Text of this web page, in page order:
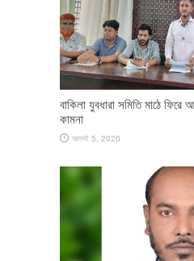
বাকিলা যুবধারা সমিতি মাঠে
কামনা
আগস্ট 5, 2026